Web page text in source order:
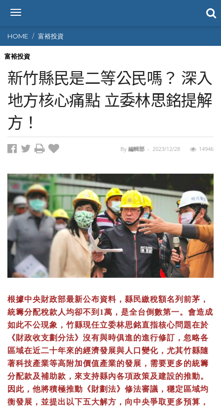
T
g
g
l
n
a
v
i
g
a
t
HOME 富裕投資
富裕投資
新竹縣民是二等公民嗎？ 深入
地方核心痛點 立委林思銘提解
方！
By 編輯部 - 2023/12/28 14946
根據中央財政部最新公布資料，縣民繳稅額名列前茅，
統籌分配稅款人均卻不到 1萬，是全台倒數第一。 會造成
如此不公現象，竹縣現任立委林思銘直指核心問題在於
《財政收支劃分法》沒有與時俱進的進行修訂，忽略各
區域在近二十年來的經濟發展與人口變化，尤其竹縣隨
著科技產業等高附加價值產業的發展，需要更多的統籌
分配款及補助款，來支持縣內各項政策及建設的推動。
因此，他將積極推動《財劃法》修法審議，穩定區域均
衡發展，並提出以下五大解方，向中央爭取更多預算，